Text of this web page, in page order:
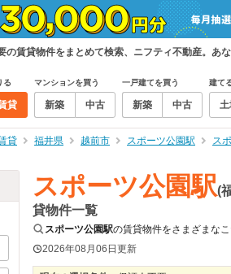
賃貸物件をまとめて検索、ニフティ不動産。あ
る
貸
マンションを買う
新築 中古
一戸建てを買う
新築 中古
建て
貸 福井県 越前市 スポーツ公園駅 ス
スポーツ公園駅(
貸物件一覧
スポーツ公園駅の賃貸物件をさまざまな
2026年08月06日更新